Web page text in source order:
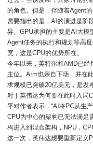
的角色。但是，伴随着Agent
需要指出的是，AI的演进是阶
异。GPU承担的主要是AI大模
Agent任务的执行和规划等高
宽，这是CPU的优势所在。
今年以来，英特尔和AMD已经
主位。Arm也亲自下场，并在
求规模已突破20亿美元，是发
对于英伟达为何要在此时入局
平对作者表示，“AI将PC从生
CPU为中心的架构已无法满足
构进入到混合架构，NPU，
这一次，英伟达想要重新定义